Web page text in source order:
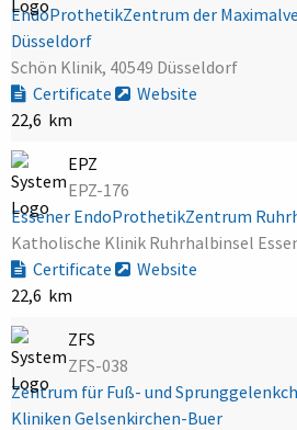
EndoProthetikZentrum der
Düsseldorf
Schön Klinik, 40549 Düsseldorf
Certificate
Website
22,6 km
EPZ
EPZ-176
Essener EndoProthetikZentrum
Katholische Klinik Ruhrhalbinsel
Certificate
Website
22,6 km
ZFS
ZFS-038
Zentrum für Fuß- und
Kliniken Gelsenkirchen-Buer